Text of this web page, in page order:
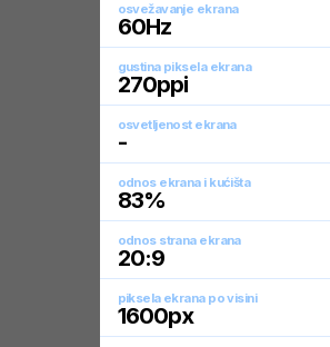
osvežavanje ekrana
60Hz
gustina piksela ekrana
270ppi
osvetljenost ekrana
-
odnos ekrana i kućišta
83%
odnos strana ekrana
20:9
piksela ekrana po visini
1600px